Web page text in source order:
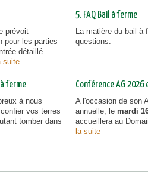
prévoit
pour les parties
détaillé
suite
5. FAQ Bail à ferme
La matière du bail
questions.
ferme
à nous
vos terres
tomber dans
Conférence AG
A l'occasion de son
annuelle, le mardi
accueillera au
la suite